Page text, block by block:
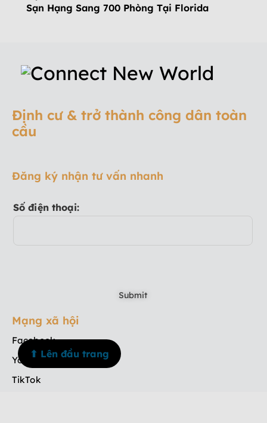
Sạn Hạng Sang 700 Phòng Tại Florida
Định cư & trở thành công dân toàn
cầu
Đăng ký nhận tư vấn nhanh
Số điện thoại:
Mạng xã hội
Facebook
Youtube
TikTok
⬆ Lên đầu trang